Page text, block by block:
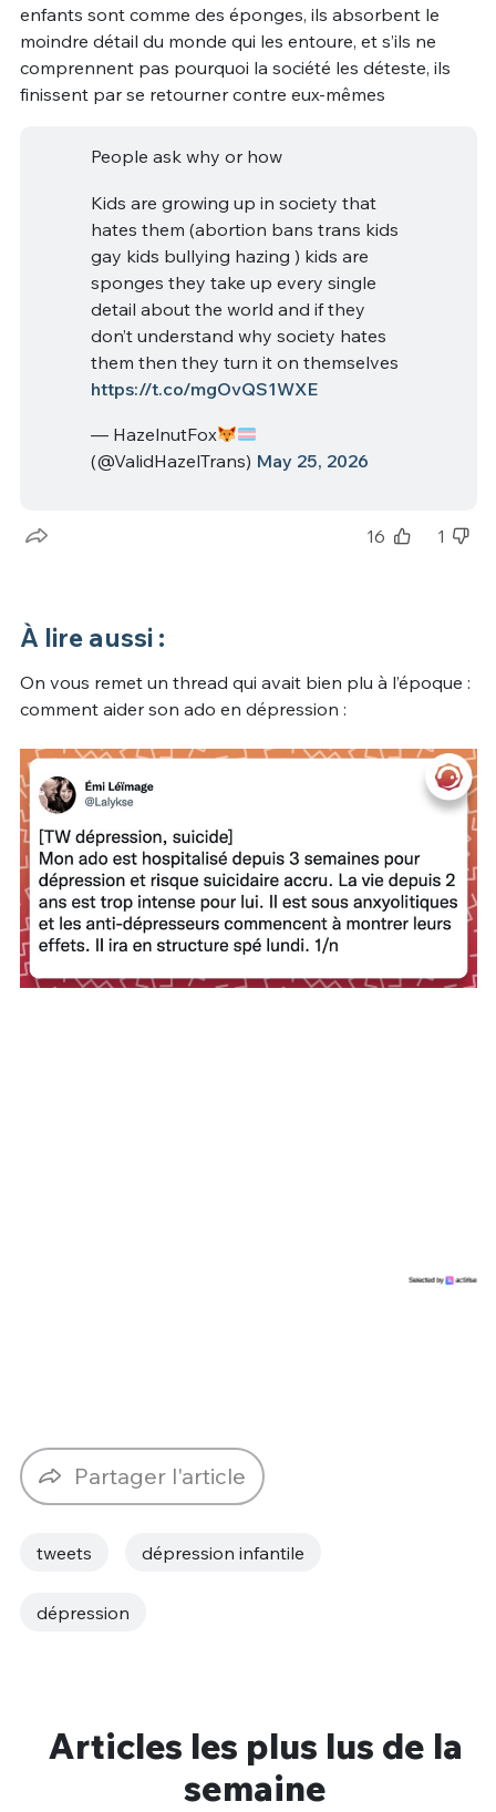
enfants sont comme des éponges, ils absorbent le
moindre détail du monde qui les entoure, et s’ils ne
comprennent pas pourquoi la société les déteste, ils
finissent par se retourner contre eux-mêmes
People ask why or how
Kids are growing up in society that
hates them (abortion bans trans kids
gay kids bullying hazing ) kids are
sponges they take up every single
detail about the world and if they
don’t understand why society hates
them then they turn it on themselves
https://t.co/mgOvQS1WXE
— HazelnutFox
(@ValidHazelTrans) May 25, 2026
16 1
À lire aussi :
On vous remet un thread qui avait bien plu à l’époque :
comment aider son ado en dépression :
Partager l'article
tweets dépression infantile
dépression
Articles les plus lus de la
semaine